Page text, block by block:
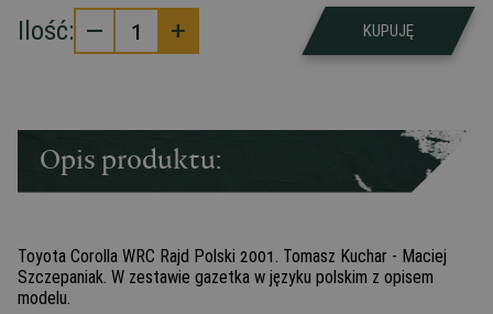
Ilość: 1 KUPUJĘ
Opis produktu:
Toyota Corolla WRC Rajd Polski 2001. Tomasz Kuchar - Maciej
Szczepaniak. W zestawie gazetka w języku polskim z opisem
modelu.